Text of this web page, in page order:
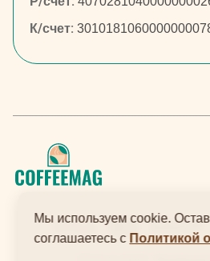
К/счет:
Мы используем cookie.
соглашаетесь с Политикой